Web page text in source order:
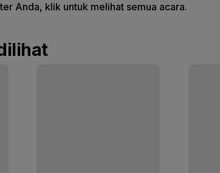
Anda, klik untuk melihat semua acara.